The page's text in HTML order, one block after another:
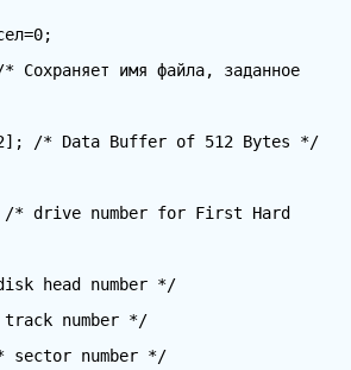
имя файла, заданное
/* Data Buffer of 512 Bytes */
* drive number for First Hard
head number */
number */
number */